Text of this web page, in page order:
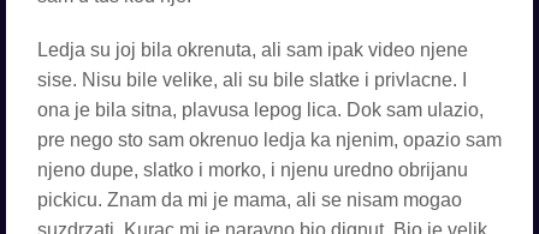
Ledja su joj bila okrenuta, ali sam ipak video njene
sise. Nisu bile velike, ali su bile slatke i privlacne. I
ona je bila sitna, plavusa lepog lica. Dok sam ulazio,
pre nego sto sam okrenuo ledja ka njenim, opazio sam
njeno dupe, slatko i morko, i njenu uredno obrijanu
pickicu. Znam da mi je mama, ali se nisam mogao
suzdrzati. Kurac mi je naravno bio dignut. Bio je velik